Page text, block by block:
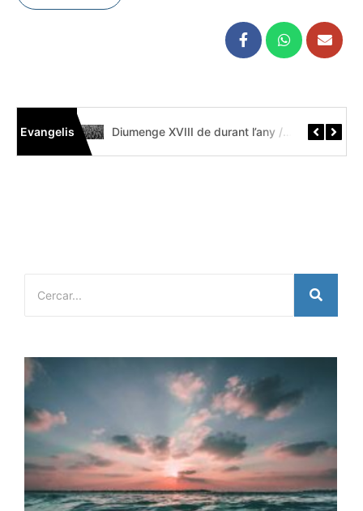
Evangelis
Diumenge XIX de durant l’any // Mt 14,22-33 Còdex Beza Diumenge XVIII de durant l’any // Mt 14,13-21 Códice Beza